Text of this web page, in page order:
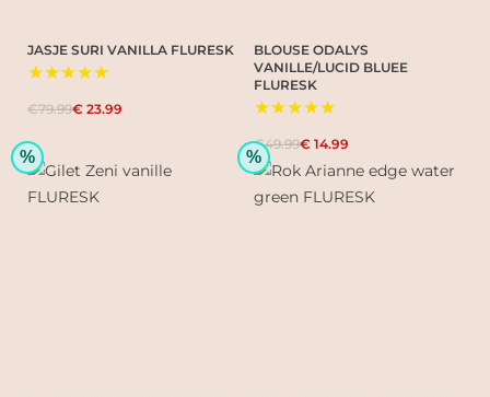
JASJE SURI VANILLA FLURESK
★★★★★
€79.99€ 23.99
BLOUSE ODALYS
VANILLE/LUCID BLUEE
FLURESK
★★★★★
€49.99€ 14.99
% %